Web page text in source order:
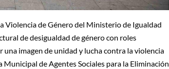
Violencia de Género del Ministerio de Igualdad
de desigualdad de género con roles
imagen de unidad y lucha contra la violencia
de Agentes Sociales para la Eliminación